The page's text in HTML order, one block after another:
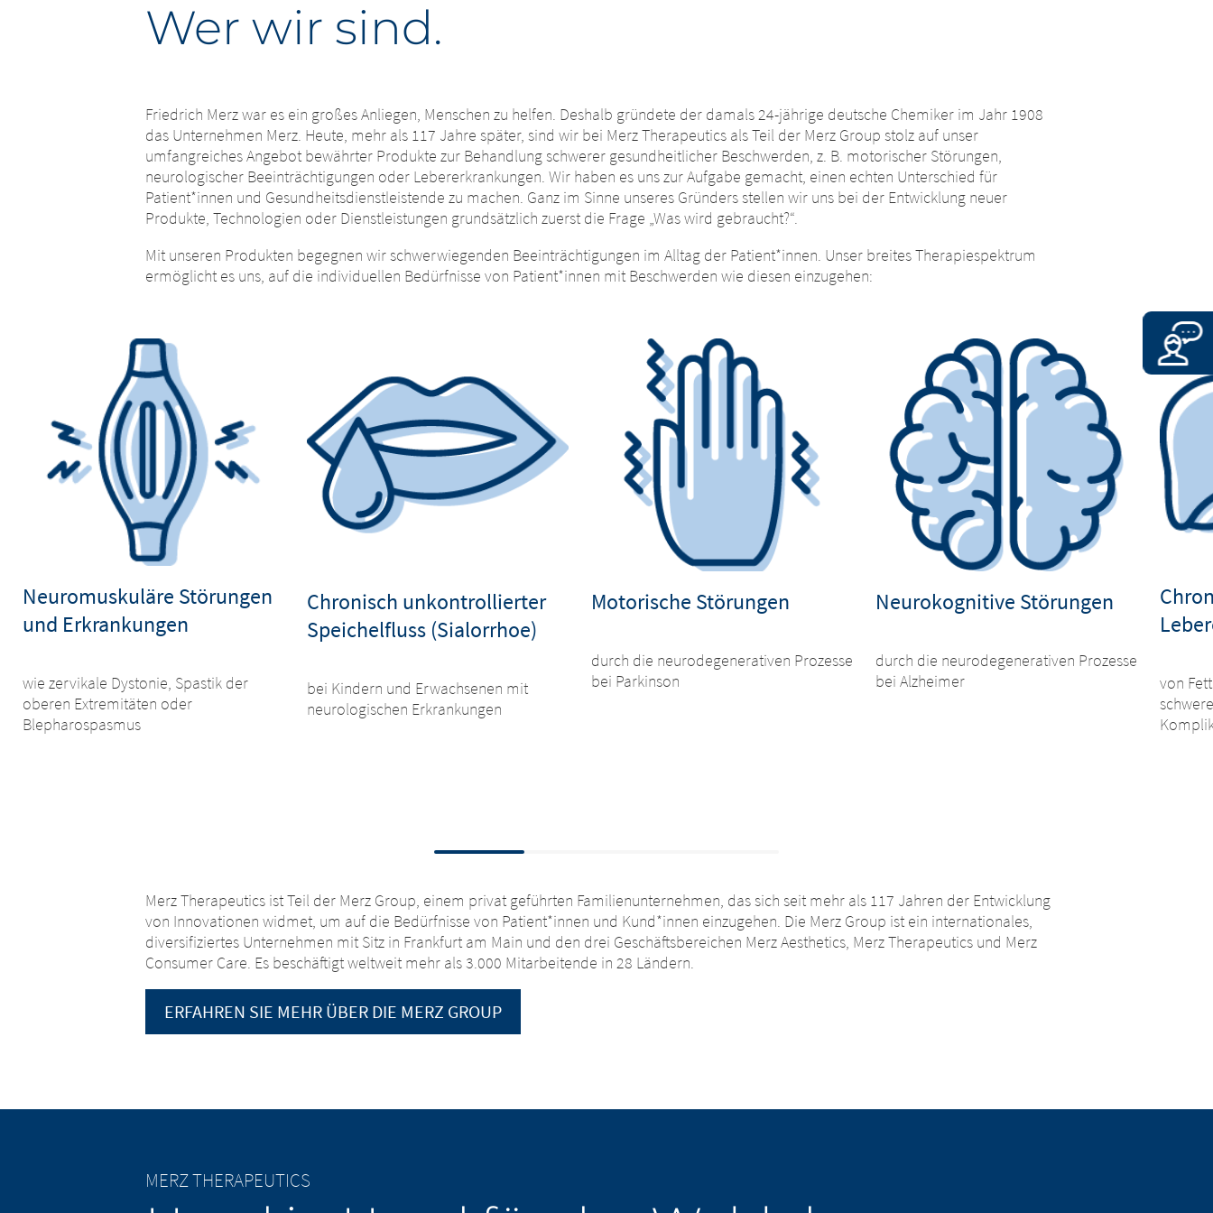
Wer wir sind.
Friedrich Merz war es ein großes Anliegen, Menschen zu helfen. Deshalb gründete der damals 24-jährige deutsche Chemiker im Jahr 1908
das Unternehmen Merz. Heute, mehr als 117 Jahre später, sind wir bei Merz Therapeutics als Teil der Merz Group stolz auf unser
umfangreiches Angebot bewährter Produkte zur Behandlung schwerer gesundheitlicher Beschwerden, z. B. motorischer Störungen,
neurologischer Beeinträchtigungen oder Lebererkrankungen. Wir haben es uns zur Aufgabe gemacht, einen echten Unterschied für
Patient*innen und Gesundheitsdienstleistende zu machen. Ganz im Sinne unseres Gründers stellen wir uns bei der Entwicklung neuer
Produkte, Technologien oder Dienstleistungen grundsätzlich zuerst die Frage „Was wird gebraucht?“.
Mit unseren Produkten begegnen wir schwerwiegenden Beeinträchtigungen im Alltag der Patient*innen. Unser breites Therapiespektrum
ermöglicht es uns, auf die individuellen Bedürfnisse von Patient*innen mit Beschwerden wie diesen einzugehen:
Neuromuskuläre Störungen
und Erkrankungen
wie zervikale Dystonie, Spastik der
oberen Extremitäten oder
Blepharospasmus
Chronisch unkontrollierter
Speichelfluss (Sialorrhoe)
bei Kindern und Erwachsenen mit
neurologischen Erkrankungen
Motorische Störungen
durch die neurodegenerativen Prozesse
bei Parkinson
Neurokognitive Störungen
durch die neurodegenerativen Prozesse
bei Alzheimer
von
Merz Therapeutics ist Teil der Merz Group, einem privat geführten Familienunternehmen, das sich seit mehr als 117 Jahren der Entwicklung
von Innovationen widmet, um auf die Bedürfnisse von Patient*innen und Kund*innen einzugehen. Die Merz Group ist ein internationales,
diversifiziertes Unternehmen mit Sitz in Frankfurt am Main und den drei Geschäftsbereichen Merz Aesthetics, Merz Therapeutics und Merz
Consumer Care. Es beschäftigt weltweit mehr als 3.000 Mitarbeitende in 28 Ländern.
ERFAHREN SIE MEHR ÜBER DIE MERZ GROUP
MERZ THERAPEUTICS
Plattformwechsel